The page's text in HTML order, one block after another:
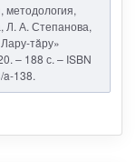
методология,
Л. А. Степанова,
тăру»
– 188 с. – ISBN
a-138.